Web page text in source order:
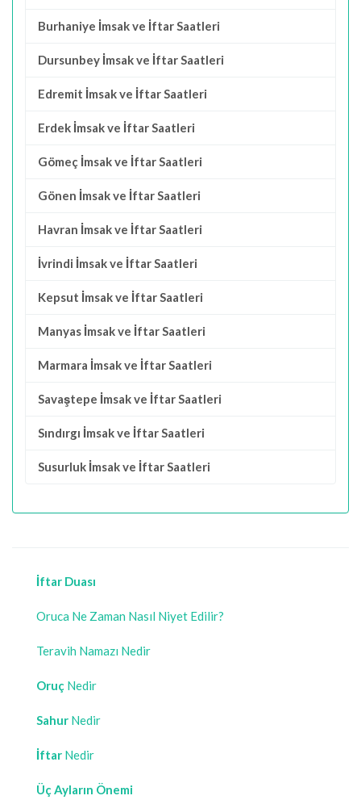
Burhaniye İmsak ve İftar Saatleri
Dursunbey İmsak ve İftar Saatleri
Edremit İmsak ve İftar Saatleri
Erdek İmsak ve İftar Saatleri
Gömeç İmsak ve İftar Saatleri
Gönen İmsak ve İftar Saatleri
Havran İmsak ve İftar Saatleri
İvrindi İmsak ve İftar Saatleri
Kepsut İmsak ve İftar Saatleri
Manyas İmsak ve İftar Saatleri
Marmara İmsak ve İftar Saatleri
Savaştepe İmsak ve İftar Saatleri
Sındırgı İmsak ve İftar Saatleri
Susurluk İmsak ve İftar Saatleri
İftar Duası
Oruca Ne Zaman Nasıl Niyet Edilir?
Teravih Namazı Nedir
Oruç Nedir
Sahur Nedir
İftar Nedir
Üç Ayların Önemi